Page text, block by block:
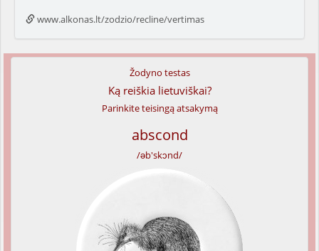
www.alkonas.lt/zodzio/recline/vertimas
Žodyno testas
Ką reiškia lietuviškai?
Parinkite teisingą atsakymą
abscond
/əb'skɔnd/